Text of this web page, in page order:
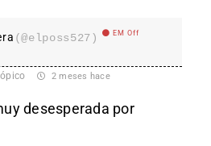
(@elposs527) EM Off
2 meses hace
desesperada por